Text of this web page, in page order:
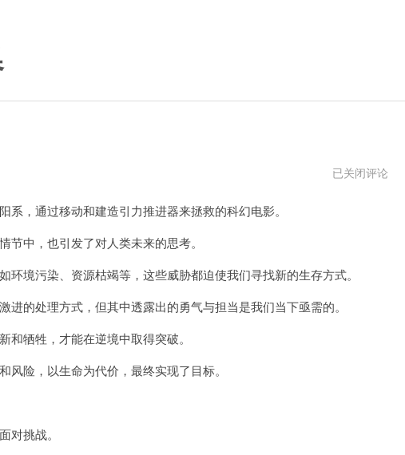
流
费
已关闭评论
，通过移动和建造引力推进器来拯救的科幻电影。
中，也引发了对人类未来的思考。
境污染、资源枯竭等，这些威胁都迫使我们寻找新的生存方式。
的处理方式，但其中透露出的勇气与担当是我们当下亟需的。
牺牲，才能在逆境中取得突破。
险，以生命为代价，最终实现了目标。
挑战。